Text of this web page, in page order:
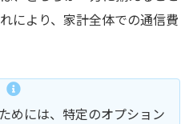
により、家計全体での通信費
めには、特定のオプション